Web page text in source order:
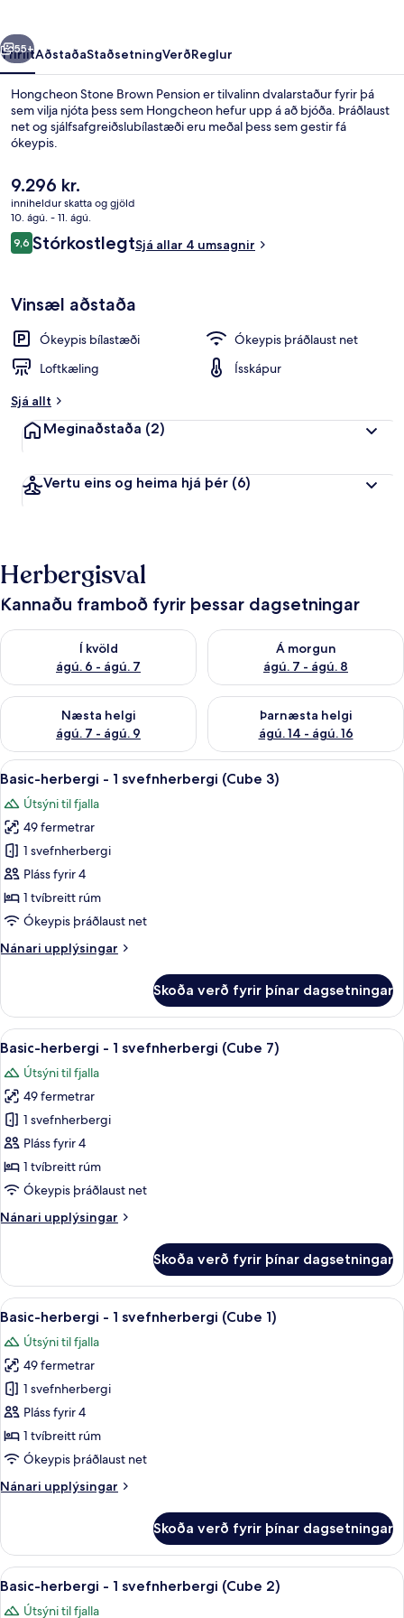
Basic-herbergi - 1 svefnherbergi
Næsta
55+
YfirlitAðstaðaStaðsetningVerðReglur
Hongcheon Stone Brown Pension er tilvalinn dvalarstaður fyrir þá
sem vilja njóta þess sem Hongcheon hefur upp á að bjóða. Þráðlaust
net og sjálfsafgreiðslubílastæði eru meðal þess sem gestir fá
ókeypis.
Núverandi
verð
er
9.296 kr.
9.296 kr.
inniheldur skatta og gjöld
10. ágú. - 11. ágú.
Umsagnir
9,69,6 af 10
StórkostlegtSjá allar 4 umsagnir
Vinsæl aðstaða
Ókeypis bílastæði
Ókeypis þráðlaust net
Loftkæling
Ísskápur
Sjá allt
Meginaðstaða (2)
Vertu eins og heima hjá þér (6)
Herbergisval
Kannaðu framboð fyrir þessar dagsetningar
Í kvöld
ágú. 6 - ágú. 7
Athuga framboð í kvöld ágú. 6 - ágú. 7
Á morgun
ágú. 7 - ágú. 8
Athuga framboð á morgun
Næsta helgi
ágú. 7 - ágú. 9
Athuga framboð næstu helgi ágú. 7 - ágú. 9
Þarnæsta helgi
ágú. 14 - ágú. 16
Athuga framboð þarnæstu
Skoða
allar
myndir
fyrir
Basic-
herbergi
-
1
svefnherbergi
(Cube
Basic-herbergi - 1 svefnherbergi
13
Basic-herbergi - 1 svefnherbergi (Cube 3)
Útsýni til fjalla
49 fermetrar
1 svefnherbergi
Pláss fyrir 4
1 tvíbreitt rúm
Ókeypis þráðlaust net
Nánari upplýsingar
Nánari
herbergi
1
(Cube
3)
Skoða verð fyrir þínar dagsetningar
Skoða
allar
myndir
fyrir
Basic-
herbergi
-
1
svefnherbergi
(Cube
Basic-herbergi - 1 svefnherbergi
11
Basic-herbergi - 1 svefnherbergi (Cube 7)
Útsýni til fjalla
49 fermetrar
1 svefnherbergi
Pláss fyrir 4
1 tvíbreitt rúm
Ókeypis þráðlaust net
Nánari upplýsingar
Nánari
herbergi
1
(Cube
7)
Skoða verð fyrir þínar dagsetningar
Skoða
allar
myndir
fyrir
Basic-
herbergi
-
1
svefnherbergi
(Cube
Basic-herbergi - 1 svefnherbergi
11
Basic-herbergi - 1 svefnherbergi (Cube 1)
Útsýni til fjalla
49 fermetrar
1 svefnherbergi
Pláss fyrir 4
1 tvíbreitt rúm
Ókeypis þráðlaust net
Nánari upplýsingar
Nánari
herbergi
1
Skoða verð fyrir þínar dagsetningar
Skoða
allar
1 svefnherbergi, ókeypis þráðlaus
12
Basic-herbergi - 1 svefnherbergi (Cube 2)
Útsýni til fjalla